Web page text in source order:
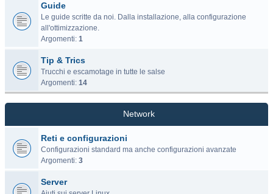
Guide
Le guide scritte da noi. Dalla installazione, alla configurazione
all'ottimizzazione.
Argomenti: 1
Tip & Trics
Trucchi e escamotage in tutte le salse
Argomenti: 14
Network
Reti e configurazioni
Configurazioni standard ma anche configurazioni avanzate
Argomenti: 3
Server